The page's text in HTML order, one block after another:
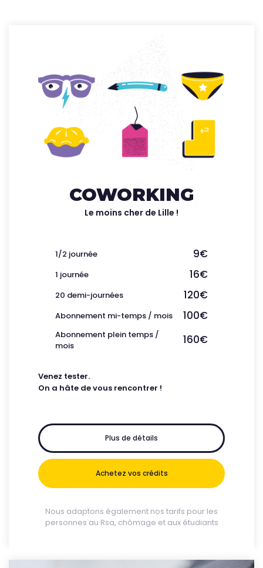
COWORKING
Le moins cher de Lille !
1/2 journée 9€
1 journée 16€
20 demi-journées 120€
Abonnement mi-temps / mois 100€
Abonnement plein temps /
mois
160€
Venez tester.
On a hâte de vous rencontrer !
Plus de détails
Achetez vos crédits
Nous adaptons également nos tarifs pour les
personnes au Rsa, chômage et aux étudiants